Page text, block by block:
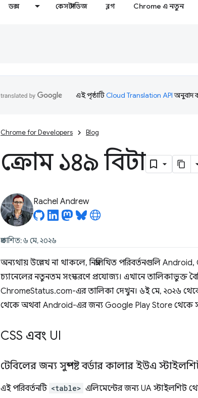
ডক্স কেস স্টাডিজ ব্লগ Chrome এ নতুন
এই পৃষ্ঠাটিCloud Translation APIঅনুবাদ
Chrome for Developers Blog
ক্রোম ১৪৯ বিটা
Rachel Andrew
প্রকাশিত: ৬ মে, ২০২৬
অন্যথায় উল্লেখ না থাকলে, নিম্নলিখিত পরিবর্তনগুলি
চ্যানেলের নতুনতম সংস্করণে প্রযোজ্য। এখানে তালিকাভুক্ত
ChromeStatus.com-এর তালিকা দেখুন। ৬ই মে, ২০২৬
থেকে অথবা Android-এর জন্য Google Play Store থেকে
CSS এবং UI
টেবিলের জন্য সুস্পষ্ট বর্ডার কালার ইউএ
এই পরিবর্তনটি <table> এলিমেন্টের জন্য UA স্টাইলশিট